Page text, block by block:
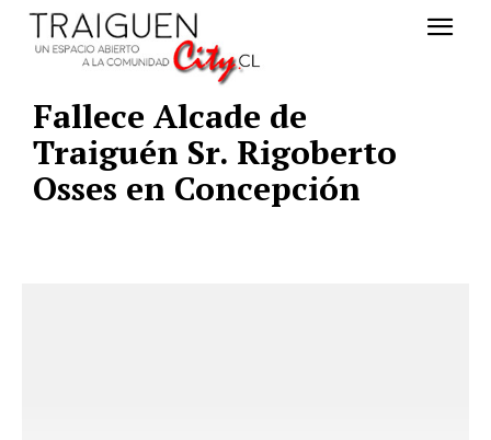
Fallece Alcade de
Traiguén Sr. Rigoberto
Osses en Concepción